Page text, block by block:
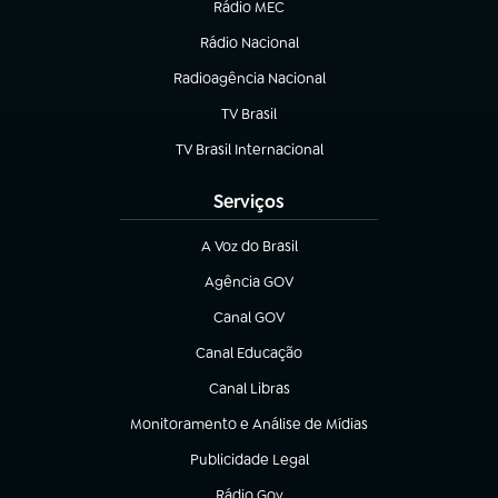
Rádio MEC
(abre em nova aba)
Rádio Nacional
Radioagência Nacional
(abre em nova aba)
TV Brasil
(abre em nova aba)
TV Brasil Internacional
(abre em nova aba)
Serviços
A Voz do Brasil
(abre em nova aba)
Agência GOV
(abre em nova aba)
Canal GOV
(abre em nova aba)
Canal Educação
(abre em nova aba)
Canal Libras
(abre em nova aba)
Monitoramento e Análise de Mídias
(abre em nova aba)
Publicidade Legal
(abre em nova aba)